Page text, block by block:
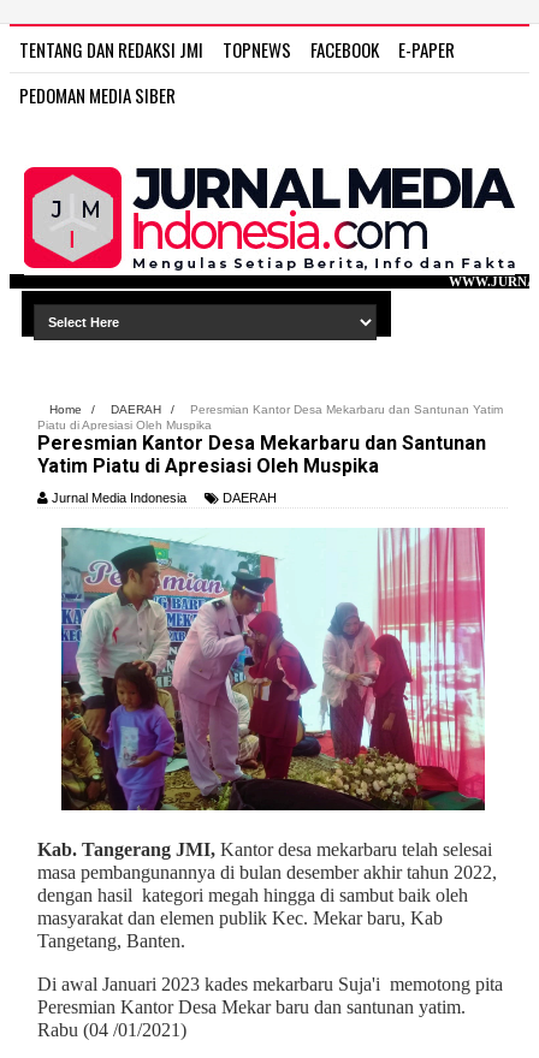
TENTANG DAN REDAKSI JMI TOPNEWS FACEBOOK
E-PAPER
PEDOMAN MEDIA SIBER
WWW.JURNAL MEDIA
Home / DAERAH /
Peresmian Kantor Desa Mekarbaru dan Santunan Yatim
Piatu di Apresiasi Oleh Muspika
Peresmian Kantor Desa Mekarbaru dan Santunan
Yatim Piatu di Apresiasi Oleh Muspika
Jurnal Media Indonesia DAERAH
Kab. Tangerang JMI, Kantor desa mekarbaru telah selesai
masa pembangunannya di bulan desember akhir tahun 2022,
dengan hasil kategori megah hingga di sambut baik oleh
masyarakat dan elemen publik Kec. Mekar baru, Kab
Tangetang, Banten.
Di awal Januari 2023 kades mekarbaru Suja'i memotong pita
Peresmian Kantor Desa Mekar baru dan santunan yatim.
Rabu (04 /01/2021)